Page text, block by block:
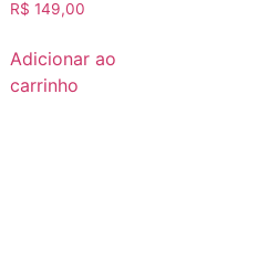
R$ 149,00
Adicionar ao
carrinho